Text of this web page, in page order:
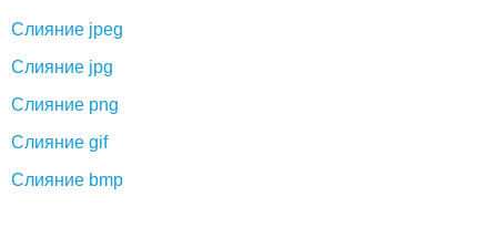
Слияние jpeg
Слияние jpg
Слияние png
Слияние gif
Слияние bmp